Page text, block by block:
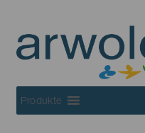
to
navigation
to
content
Produkte